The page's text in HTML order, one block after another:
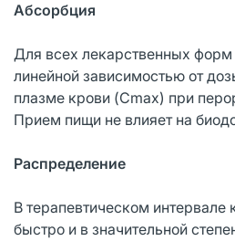
Абсорбция
Для всех лекарственных
линейной зависимостью от
плазме крови (Cmax) при
Прием пищи не влияет на
Распределение
В терапевтическом
быстро и в значительной